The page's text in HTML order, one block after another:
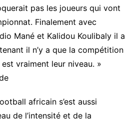
pas les joueurs qui vont
Finalement avec
Mané et Kalidou Koulibaly il a
il n’y a que la compétition
vraiment leur niveau. »
africain s’est aussi
de l’intensité et de la